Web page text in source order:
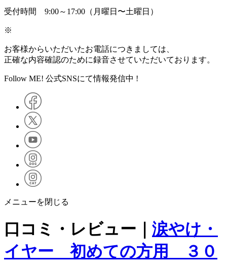
受付時間 9:00～17:00（月曜日〜土曜日）
※
お客様からいただいたお電話につきましては、
正確な内容確認のために録音させていただいております。
Follow ME! 公式SNSにて情報発信中 !
メニューを閉じる
口コミ・レビュー｜ 涙やけ・
イヤー 初めての方用 ３０